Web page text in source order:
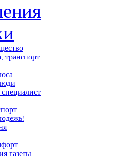
транспорт
специалист
газеты